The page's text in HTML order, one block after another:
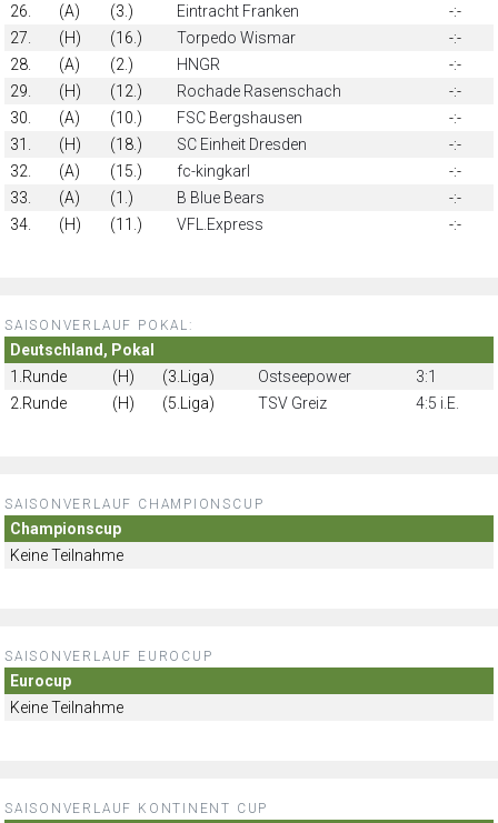
26.
(A) (3.) Eintracht Franken
-:-
27.
(H) (16.) Torpedo Wismar
-:-
28.
(A) (2.) HNGR
-:-
29.
(H) (12.) Rochade Rasenschach
-:-
30.
(A) (10.) FSC Bergshausen
-:-
31.
(H) (18.) SC Einheit Dresden
-:-
32.
(A) (15.) fc-kingkarl
-:-
33.
(A) (1.) B Blue Bears
-:-
34.
(H) (11.) VFL.Express -:-
SAISONVERLAUF POKAL:
Deutschland, Pokal
1.Runde
(H) (3.Liga) Ostseepower
3:1
2.Runde
(H) (5.Liga) TSV Greiz 4:5 i.E.
SAISONVERLAUF CHAMPIONSCUP
Championscup
Keine Teilnahme
SAISONVERLAUF EUROCUP
Eurocup
Keine Teilnahme
SAISONVERLAUF KONTINENT CUP